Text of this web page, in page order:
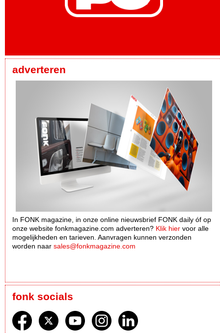
adverteren
In FONK magazine, in onze online nieuwsbrief FONK daily óf op
onze website fonkmagazine.com adverteren? Klik hier voor alle
mogelijkheden en tarieven. Aanvragen kunnen verzonden
worden naar sales@fonkmagazine.com
fonk socials